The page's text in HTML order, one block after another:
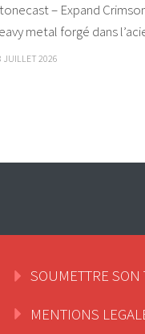
– Expand
metal forgé dans
JUILLET 2026
SOUMETTRE SON
MENTIONS